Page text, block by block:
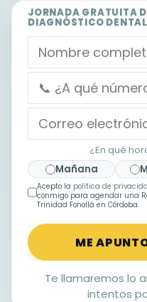
JORNADA GRATUITA
DIAGNÓSTICO DENTAL
¿En qué
Mañana
Acepto la política de
conmigo para agendar una
Trinidad Fonollá en Córdoba.
Te llamaremos lo
intentos